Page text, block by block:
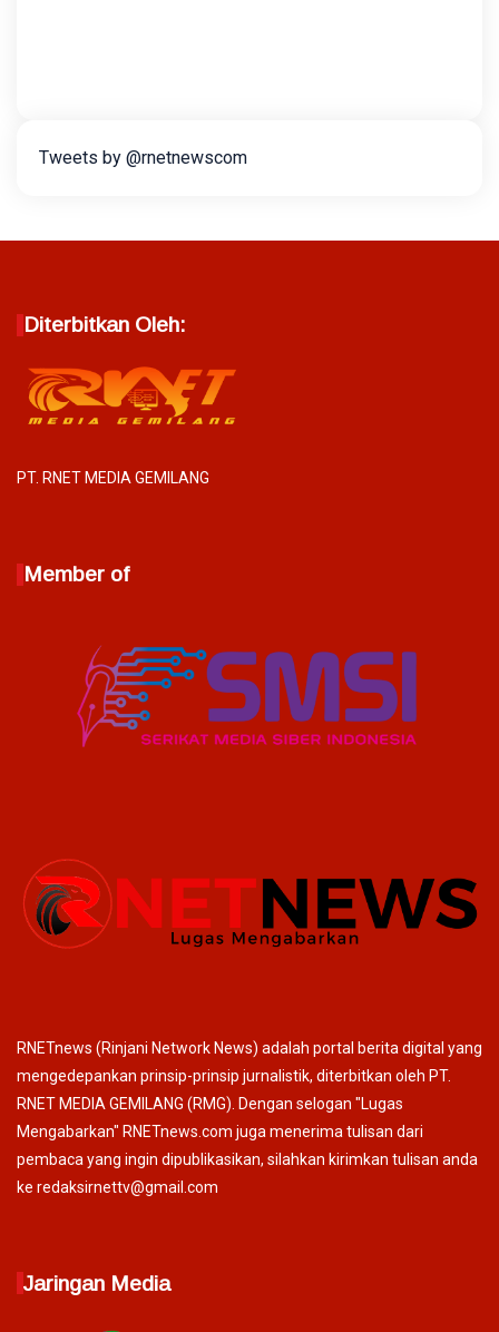
Tweets by @rnetnewscom
Diterbitkan Oleh:
PT. RNET MEDIA GEMILANG
Member of
RNETnews (Rinjani Network News) adalah portal berita digital yang
mengedepankan prinsip-prinsip jurnalistik, diterbitkan oleh PT.
RNET MEDIA GEMILANG (RMG). Dengan selogan "Lugas
Mengabarkan" RNETnews.com juga menerima tulisan dari
pembaca yang ingin dipublikasikan, silahkan kirimkan tulisan anda
ke redaksirnettv@gmail.com
Jaringan Media